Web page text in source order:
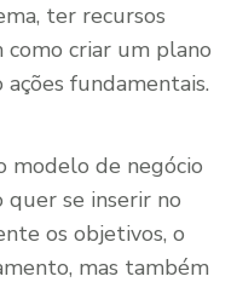
ter recursos
como criar um plano
fundamentais.
modelo de negócio
quer se inserir no
os objetivos, o
mas também